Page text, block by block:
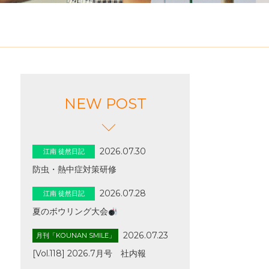
NEW POST
江南 徒然日記
2026.07.30
防虫・熱中症対策研修
江南 徒然日記
2026.07.28
夏のボウリング大会
月刊「KOUNAN SMILE」
2026.07.23
[Vol.118] 2026.7月号 社内報